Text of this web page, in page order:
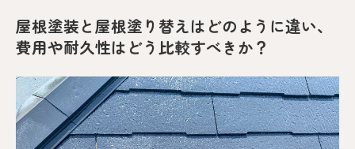
屋根塗装と屋根塗り替えはどのように違い、
費用や耐久性はどう比較すべきか？